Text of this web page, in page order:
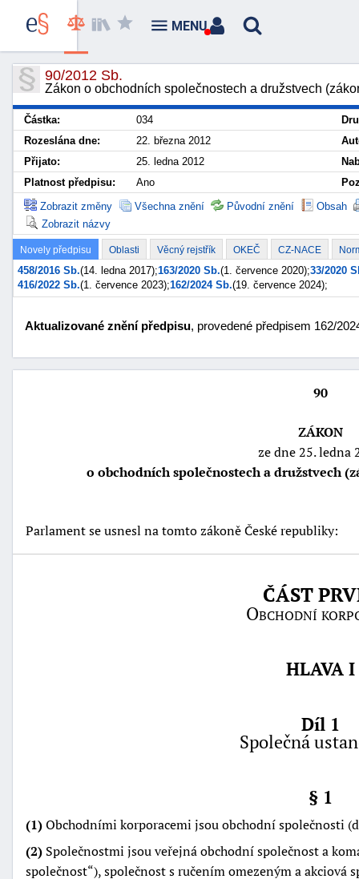
90/2012 Sb.
Zákon o obchodních společnostech a družstvech
Částka: 034
Rozeslána dne:
22. března 2012
Přijato:
25. ledna 2012
Platnost předpisu:
Ano
Zobrazit změny
Všechna znění Původní znění
Obsah
Zobrazit názvy
Novely předpisu Oblasti Věcný rejstřík OKEČ CZ-NACE
458/2016 Sb.(14. ledna 2017);163/2020 Sb.(1. července 2020);33/2020
416/2022 Sb.(1. července 2023);162/2024 Sb.(19. července 2024);
Aktualizované znění předpisu, provedené předpisem 162/
90
ZÁKON
ze dne 25. ledna
o obchodních společnostech a družstvech
Parlament se usnesl na tomto zákoně České republiky:
ČÁST
Obchodní
HLAVA I
Díl 1
Společná
§ 1
(1)Obchodními korporacemi jsou obchodní společnosti
(2) Společnostmi jsou veřejná obchodní společnost a
společnost ), společnost s ručením omezeným a akciová
MENU
náhrady
škody